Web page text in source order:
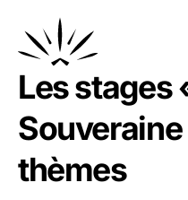
Les stages
thèmes